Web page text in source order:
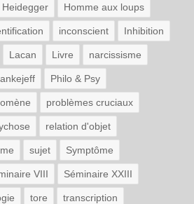
Heidegger Homme aux loups
inconscient Inhibition
Lacan Livre narcissisme
Philo & Psy
problèmes cruciaux
relation d'objet
sujet Symptôme
VIII Séminaire XXIII
tore transcription